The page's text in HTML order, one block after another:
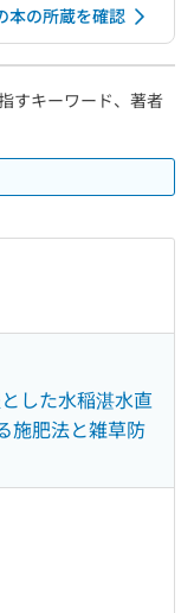
本の所蔵を確認
すキーワード、著者
した水稲湛水直
施肥法と雑草防